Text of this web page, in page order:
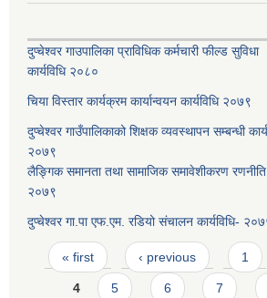
दुप्चेश्वर गाउपालिका प्राविधिक कर्मचारी फील्ड सुविधा
कार्यविधि २०८०
चिया विस्तार कार्यक्रम कार्यान्वयन कार्यविधि २०७९
दुप्चेश्वर गाउँपालिकाको शिक्षक व्यवस्थापन सम्बन्धी
२०७९
लैङ्गिक समानता तथा सामाजिक समावेशीकरण रणनीति
२०७९
दुप्चेश्वर गा.पा एफ.एम. रडियो संचालन कार्यविधि-
Pages
« first ‹ previous 1
4 5 6 7